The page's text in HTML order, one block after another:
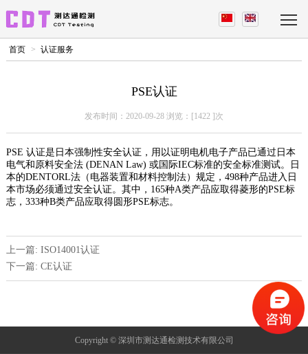
首页 > 认证服务
PSE认证
发布时间：2020-09-28 浏览：[1422 ]次
PSE 认证是日本强制性安全认证，用以证明电机电子产品已通过日本
电气和原料安全法 (DENAN Law) 或国际IEC标准的安全标准测试。日
本的DENTORL法（电器装置和材料控制法）规定，498种产品进入日
本市场必须通过安全认证。其中，165种A类产品应取得菱形的PSE标
志，333种B类产品应取得圆形PSE标志。
上一篇: ISO14001认证
下一篇: CE认证
Copyright © 深圳市测达通检测技术有限公司